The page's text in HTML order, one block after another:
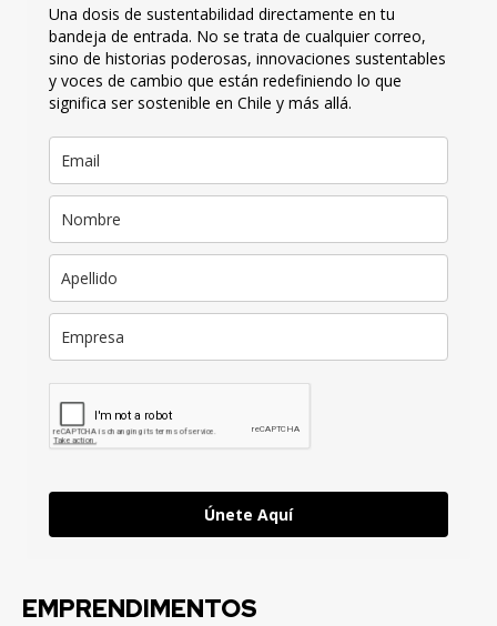
Una dosis de sustentabilidad directamente en tu
bandeja de entrada. No se trata de cualquier correo,
sino de historias poderosas, innovaciones sustentables
y voces de cambio que están redefiniendo lo que
significa ser sostenible en Chile y más allá.
Únete Aquí
EMPRENDIMENTOS